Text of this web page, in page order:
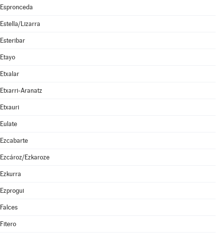
Espronceda
Estella/Lizarra
Esteribar
Etayo
Etxalar
Etxarri-Aranatz
Etxauri
Eulate
Ezcabarte
Ezcároz/Ezkaroze
Ezkurra
Ezprogui
Falces
Fitero